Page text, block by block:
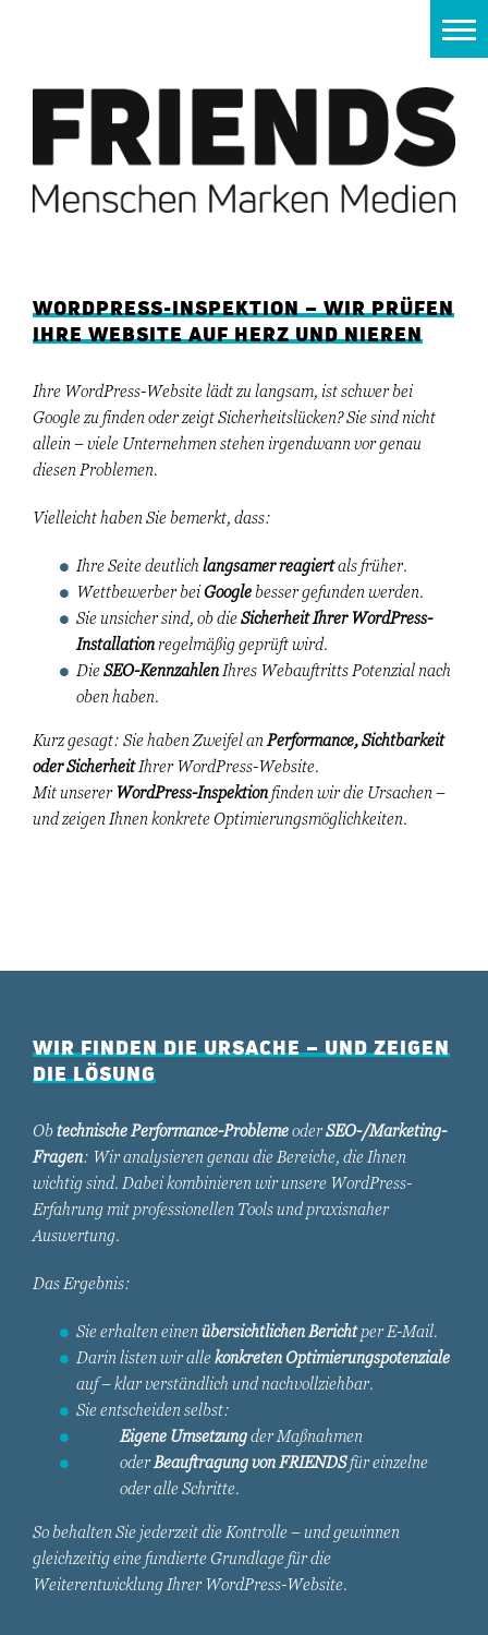
WORDPRESS-INSPEKTION – WIR PRÜFEN
IHRE WEBSITE AUF HERZ UND NIEREN
Ihre WordPress-Website lädt zu langsam, ist schwer bei
Google zu finden oder zeigt Sicherheitslücken? Sie sind nicht
allein – viele Unternehmen stehen irgendwann vor genau
diesen Problemen.
Vielleicht haben Sie bemerkt, dass:
Ihre Seite deutlich langsamer reagiertals früher.
Wettbewerber beiGooglebesser gefunden werden.
Sie unsicher sind, ob dieSicherheit Ihrer WordPress-
Installationregelmäßig geprüft wird.
DieSEO-KennzahlenIhres Webauftritts Potenzial nach
oben haben.
Kurz gesagt: Sie haben Zweifel anPerformance, Sichtbarkeit
oder SicherheitIhrer WordPress-Website.
Mit unserer WordPress-Inspektionfinden wir die Ursachen –
und zeigen Ihnen konkrete Optimierungsmöglichkeiten.
WIR FINDEN DIE URSACHE – UND ZEIGEN
DIE LÖSUNG
Obtechnische Performance-ProblemeoderSEO-/Marketing-
Fragen: Wir analysieren genau die Bereiche, die Ihnen
wichtig sind. Dabei kombinieren wir unsere WordPress-
Erfahrung mit professionellen Tools und praxisnaher
Auswertung.
Das Ergebnis:
Sie erhalten einenübersichtlichen Berichtper E-Mail.
Darin listen wir allekonkreten Optimierungspotenziale
auf – klar verständlich und nachvollziehbar.
Sie entscheiden selbst:
Eigene Umsetzungder Maßnahmen
oderBeauftragung von FRIENDSfür einzelne
oder alle Schritte.
So behalten Sie jederzeit die Kontrolle – und gewinnen
gleichzeitig eine fundierte Grundlage für die
Weiterentwicklung Ihrer WordPress-Website.